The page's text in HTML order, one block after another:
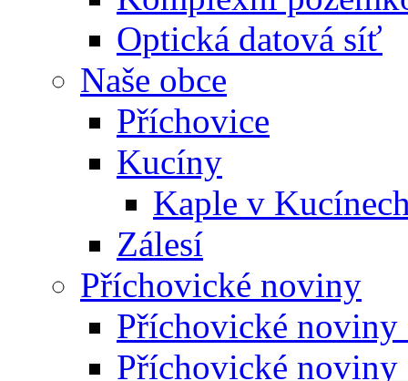
Optická datová síť
Naše obce
Příchovice
Kucíny
Kaple v
Zálesí
Příchovické noviny
Příchovické noviny
Příchovické noviny